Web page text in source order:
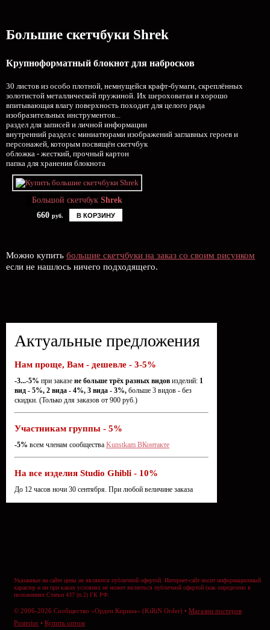
Большие скетчбуки Shrek
Крупноформатный блокнот для набросков
30 листов из особо плотной, немнущейся крафт-бумаги, скреплённых
золотистой металлической пружиной. Их шероховатая и хорошо
впитывающая влагу поверхность походит для целого ряда
изобразительных инструментов...
раздел для записей и личной информации
внутренний раздел с миниатюрами изображений заглавных героев и
персонажей, которым посвящён скетчбук
обложка - жесткий, прочный картон
папка для хранения блокнота
Большой скетчбук Shrek
660 руб. В КОРЗИНУ
Можно купить большие скетчбуки на заказ со своим рисунком
если не нашлось ничего подходящего.
Актуальные предложения
Нам проще, Вам - дешевле - 3-5%
-3...-5% при заказе не больше трёх разных видов изделий: 1
вид - 5%, 2 вида - 4%, 3 вида - 3%, больше 3 видов - без
скидки. (Только для заказов от 900 руб.)
Участникам группы - 5%
-5% всем членам сообщества Kunstkam ВКонтакте
На все изделия Studio Ghibli - 10%
До 12 часов ночи 30 сентября. При любой величине заказа
Указанные на сайте цены не являются публичной офертой. Интернет-сайт носит информационный
характер и ни при каких условиях не может являеться публичной офертой (как определено в
положениях Статьи 437 (п.2) ГК РФ.
© 2006-2026 Сообщество «Орден Кирина» (KiRiN Order) • Магазин постеров
Posterior • Купить оптом